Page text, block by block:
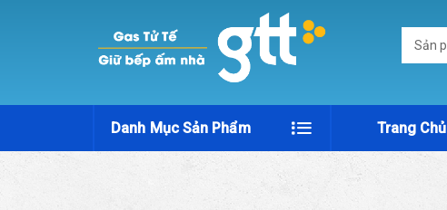
Danh Mục Sản Phẩm Trang Chủ